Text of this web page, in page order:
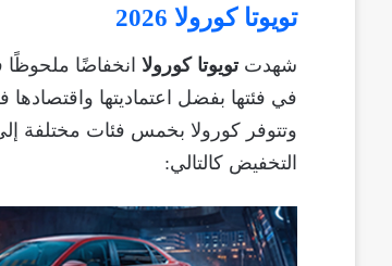
تويوتا كورولا 2026
شهدتتويوتا كورولاانخفاضًا ملحوظًا
في فئتها بفضل اعتماديتها واقتصادها
وتتوفر كورولا بخمس فئات مختلفة
التخفيض كالتالي: